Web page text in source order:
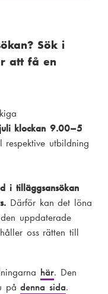
Sök i
att få en
klockan 9.00–5
respektive utbildning
i tilläggsansökan
Därför kan det löna
uppdaterade
oss rätten till
här. Den
pådenna sida.